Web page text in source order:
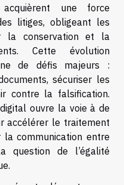
acquièrent une force
litiges, obligeant les
la conservation et la
Cette évolution
de défis majeurs :
sécuriser les
contre la falsification.
ouvre la voie à de
accélérer le traitement
communication entre
question de l’égalité